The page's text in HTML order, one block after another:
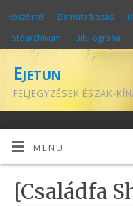
Köszöntő Bemutatkozás
Fotóarchívum
Bibliográfia
Ejetun
FELJEGYZÉSEK ÉSZAK-
MENÜ
[Családfa